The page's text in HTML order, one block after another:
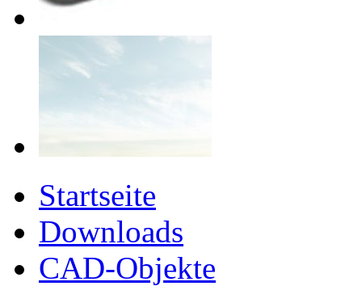
Startseite
Downloads
CAD-Objekte